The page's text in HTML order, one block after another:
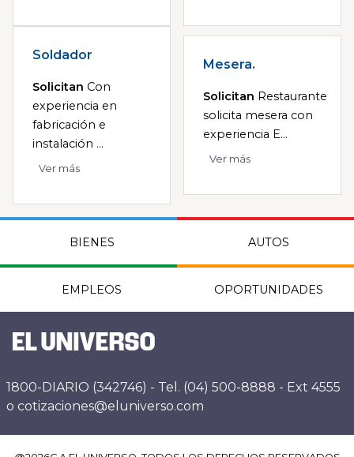
Soldador
Solicitan Con
experiencia en
fabricación e
instalación ...
Ver más
Mesera.
Solicitan Restaurante
solicita mesera con
experiencia E...
Ver más
BIENES AUTOS
EMPLEOS OPORTUNIDADES
1800-DIARIO (342746) - Tel. (04) 500-8888 - Ext 4555
o cotizaciones@eluniverso.com